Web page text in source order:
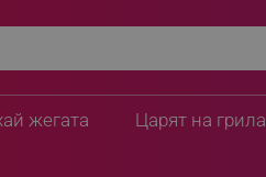
жегата Царят на грила